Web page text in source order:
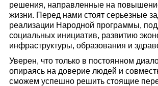
решения, направленные на
жизни. Перед нами стоят серьезные
реализации Народной программы,
социальных инициатив, развитию
инфраструктуры, образования и
Уверен, что только в постоянном
опираясь на доверие людей и
сможем успешно решить стоящие